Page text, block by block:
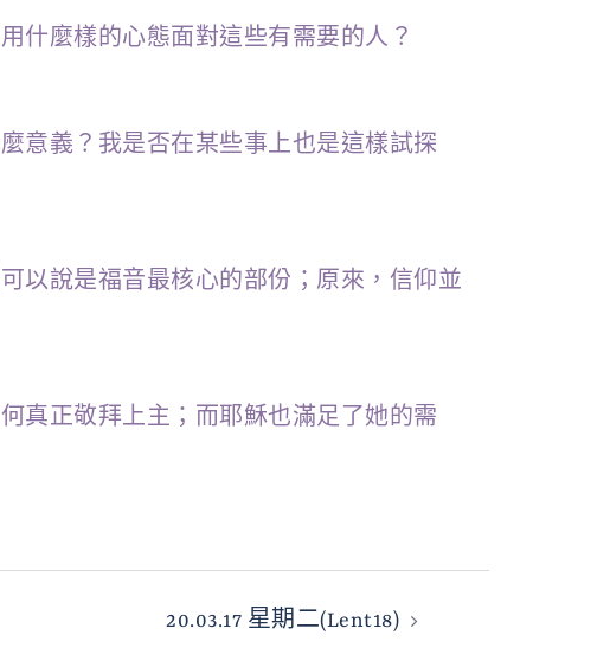
什麼樣的心態面對這些有需要的人？
意義？我是否在某些事上也是這樣試探
以說是福音最核心的部份；原來，信仰並
真正敬拜上主；而耶穌也滿足了她的需
20.03.17 星期二(Lent18)